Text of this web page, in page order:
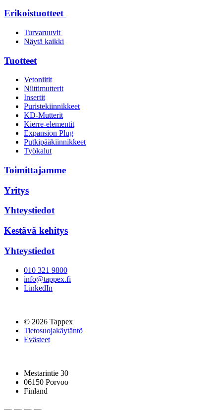
Erikoistuotteet
Turvaruuvit
Näytä kaikki
Tuotteet
Vetoniitit
Niittimutterit
Insertit
Puristekiinnikkeet
KD-Mutterit
Kierre-elementit
Expansion Plug
Putkipääkiinnikkeet
Työkalut
Toimittajamme
Yritys
Yhteystiedot
Kestävä kehitys
Yhteystiedot
010 321 9800
info@tappex.fi
LinkedIn
© 2026 Tappex
Tietosuojakäytäntö
Evästeet
Mestarintie 30
06150 Porvoo
Finland